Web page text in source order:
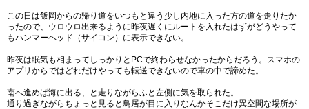
この日は飯岡からの帰り道をいつもと違う少し内地に入った方の道を走りたか
ったので、ウロウロ出来るように昨夜遅くにルートを入れたはずがどうやって
もハンマーヘッド（サイコン）に表示できない。
昨夜は眠気も相まってしっかりとPCで終わらせなかったからだろう。スマホの
アプリからではどれだけやっても転送できないので車の中で諦めた。
南へ進めば海に出る、と走りながらふと左側に気を取られた。
通り過ぎながらちょっと見ると鳥居が目に入りなんかそこだけ異空間な場所が